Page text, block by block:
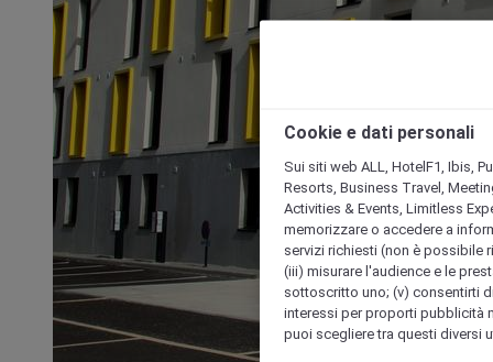
Cookie e dati personali
Sui siti web ALL, HotelF1, Ibis,
Resorts, Business Travel,
Activities & Events, Limitless
memorizzare o accedere a
servizi richiesti (non è possibile
(iii) misurare l'audience e le
sottoscritto uno; (v) consentirti
interessi per proporti pubblicità
puoi scegliere tra questi diversi